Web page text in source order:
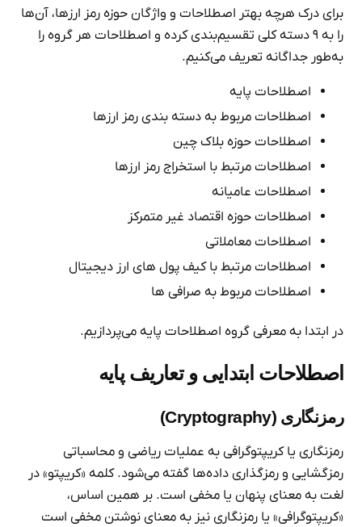
برای درک هرچه بهتر اصطلاحات و واژگان حوزه رمز ارزها، آن‌ها
را به ۹ دسته کلی تقسیم‌‌بندی کرده و اصطلاحات هر گروه را
به‌طور جداگانه تعریف می‌کنیم.
اصطلاحات پایه
اصطلاحات مربوط به دسته بندی رمز ارزها
اصطلاحات حوزه بلاک چین
اصطلاحات مرتبط با استخراج رمز ارزها
اصطلاحات عامیانه
اصطلاحات حوزه اقتصاد غیر متمرکز
اصطلاحات معاملاتی
اصطلاحات مرتبط با کیف پول های ارز دیجیتال
اصطلاحات مربوط به صرافی ها
در ابتدا به معرفی گروه اصطلاحات پایه می‌پردازیم.
اصطلاحات ابتدایی و تعاریف پایه
رمزنگاری (Cryptography)
رمزنگاری یا کریپتوگرافی به عملیات ریاضی و محاسباتی
رمزگشایی و رمزگذاری داده‌ها گفته می‌شود. کلمه «کریپتو» در
لغت به معنای پنهان یا مخفی است. بر همین اساس،
«کریپتوگرافی» یا رمزنگاری نیز به معنای نوشتن مخفی است